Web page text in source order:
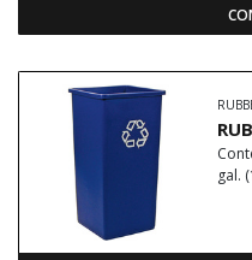
Conteneur de recyclage Untouchable - 50
gal.